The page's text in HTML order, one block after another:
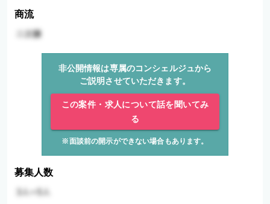
商流
非公開情報は専属のコンシェルジュから
ご説明させていただきます。
この案件・求人について話を聞いてみ
る
※面談前の開示ができない場合もあります。
募集人数